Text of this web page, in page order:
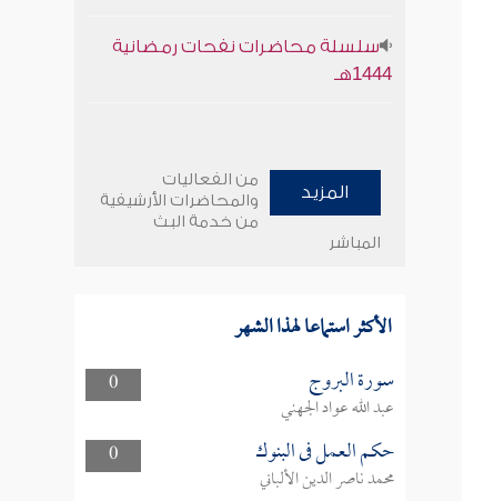
سلسلة محاضرات نفحات رمضانية
1444هـ
المزيد
من الفعاليات
والمحاضرات الأرشيفية
من خدمة البث
المباشر
الأكثر استماعا لهذا الشهر
0 سورة البروج
عبد الله عواد الجهني
0
حكم العمل فى البنوك
محمد ناصر الدين الألباني